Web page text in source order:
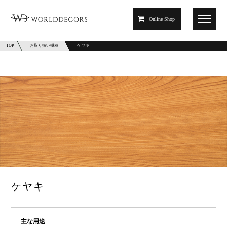
Online Shop
TOP お取り扱い樹種 ケヤキ
ケヤキ
主な用途